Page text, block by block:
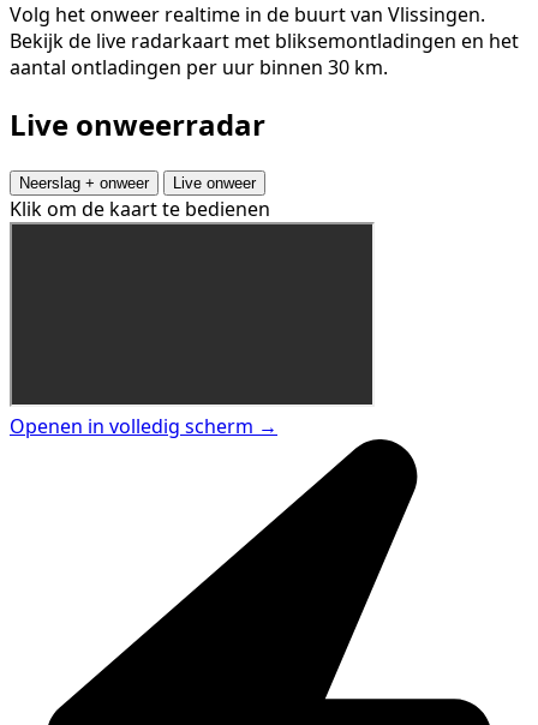
Volg het onweer realtime in de buurt van Vlissingen.
Bekijk de live radarkaart met bliksemontladingen en het
aantal ontladingen per uur binnen 30 km.
Live onweerradar
Neerslag + onweer Live onweer
Klik om de kaart te bedienen
Openen in volledig scherm →